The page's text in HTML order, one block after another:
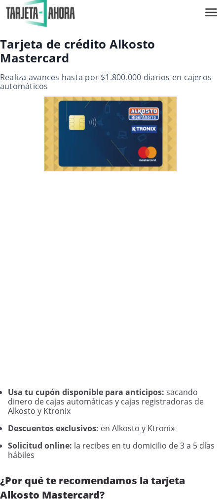
Tarjeta de crédito Alkosto
Mastercard
Realiza avances hasta por $1.800.000 diarios en cajeros
automáticos
Usa tu cupón disponible para anticipos: sacando
dinero de cajas automáticas y cajas registradoras de
Alkosto y Ktronix
Descuentos exclusivos: en Alkosto y Ktronix
Solicitud online: la recibes en tu domicilio de 3 a 5 días
hábiles
¿Por qué te recomendamos la tarjeta
Alkosto Mastercard?